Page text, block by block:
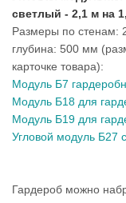
светлый - 2,1 м на
Размеры по стенам:
глубина: 500 мм
карточке товара):
Модуль Б7
Модуль Б18 для
Модуль Б19 для
Угловой модуль Б27
Гардероб можно